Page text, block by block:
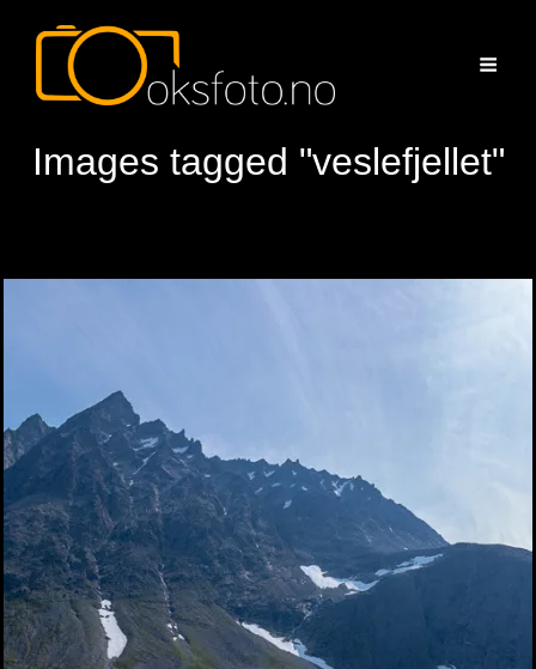
Images tagged "veslefjellet"